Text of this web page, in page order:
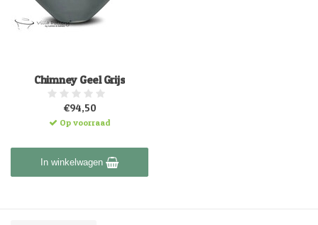
Chimney Geel Grijs
€94,50
Op voorraad
In winkelwagen